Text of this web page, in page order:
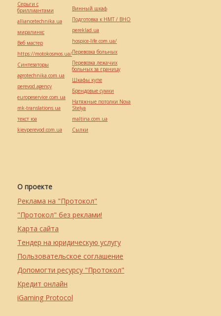
О проекте
Реклама на "Протокол"
"Протокол" без реклами!
Карта сайта
Тендер на юридическую услугу
Пользовательское соглашение
Допомогти ресурсу "Протокол"
Кредит онлайн
iGaming Protocol
Серьги с
бриллиантами
alliancetechnika.ua
миралинкс
Веб мастер
https://motokosmos.ua/
Синтезаторы
agrotechnika.com.ua
perevod.agency
europeservice.com.ua
mk-translations.ua
текст юа
kievperevod.com.ua
Винный шкаф
Подготовка к НМТ / ВНО
pereklad.ua
hospice-life.com.ua/
Перевозка больных
Перевозка лежачих
больных за границу
Шкафы купе
Брендовые сумки
Натяжные потолки Nova
Stelya
maltina.com.ua
Cылки